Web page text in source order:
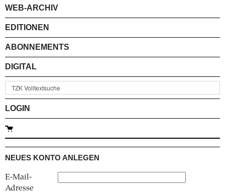
WEB-ARCHIV
EDITIONEN
ABONNEMENTS
DIGITAL
LOGIN
NEUES KONTO ANLEGEN
E-Mail-
Adresse